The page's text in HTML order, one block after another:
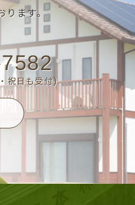
ります。
祝日も受付)